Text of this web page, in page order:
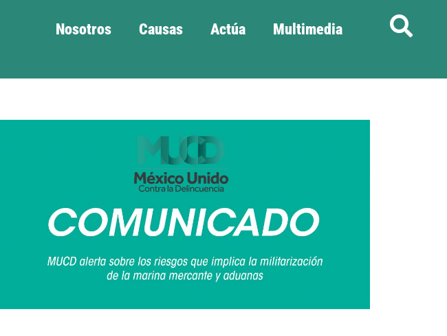
Nosotros Causas Actúa Multimedia